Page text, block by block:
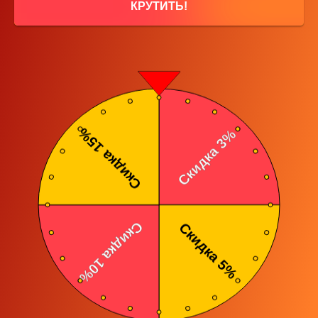
Юридический адрес: Республика Беларусь, Минская область,
Способы оплаты: наличный и безналичный расчет, карты рассрочки
Режим работы интернет-магазина (прием заявок менеджером): с
10:00 до 22:00 без выходных
Лицо, уполномоченное продавцом рассматривать обращения
покупателей о нарушении их прав, предусмотренных
законодательством о защите прав потребителей и контактный
телефон: Степашкин С.С. +375298709787
Номер контактного телефона работников местных исполнительных и
распорядительных органов по месту государственной регистрации
продавца, уполномоченных рассматривать обращения покупателей в
соответствии с законодательством об обращениях граждан и
юридических лиц: Минский районнный исполнительный комитет
8(017)270-50-24
Карта сайта
Продвижение сайта
Разработка сайта от Goweb
КРУТИТЬ!